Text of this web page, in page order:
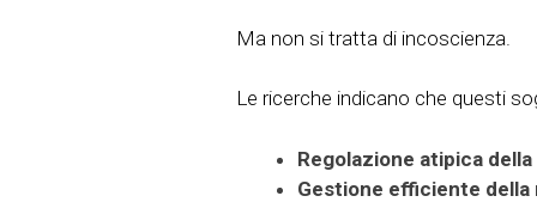
Ma non si tratta di incoscienza.
Le ricerche indicano che questi
Regolazione atipica
Gestione efficiente della